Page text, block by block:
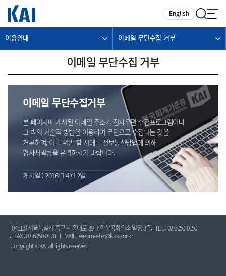
English
이용안내 이메일 무단수집 거부
이메일 무단수집 거부
이메일 무단수집거부
본 페이지에 게시된 이메일 주소가 전자우편 수집프로그램이나
그 밖의 기술적 방법을 이용하여 무단으로 수집되는 것을
거부하며, 이를 위반 할 시에는 정보통신망법에 의해
형사처벌됨을 유념하시기 바랍니다.
게시일 : 2016년 4월 2일
[04513] 서울특별시 중구 세종대로 39 대한상공회의소 빌딩 3층 TEL : 02-6050-0150
FAX : 02-6050-0170
E-MAIL : webmaster@kasb.or.kr
Copyright ©KAI all rights reserved